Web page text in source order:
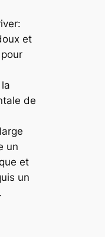
et
de
un
et
un